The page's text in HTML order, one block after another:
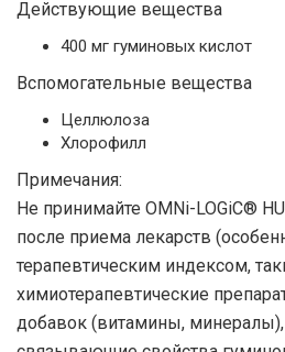
Действующие вещества
400 мг гуминовых кислот
Вспомогательные вещества
Целлюлоза
Хлорофилл
Примечания:
Не принимайте OMNi-LOGiC®
после приема лекарств
терапевтическим индексом,
химиотерапевтические
добавок (витамины,